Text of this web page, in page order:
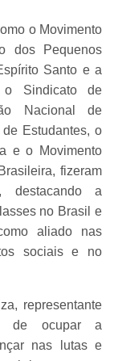
o Movimento
dos Pequenos
Santo e a
o Sindicato de
Nacional de
Estudantes, o
e o Movimento
fizeram
destacando a
no Brasil e
aliado nas
sociais e no
representante
de ocupar a
nas lutas e